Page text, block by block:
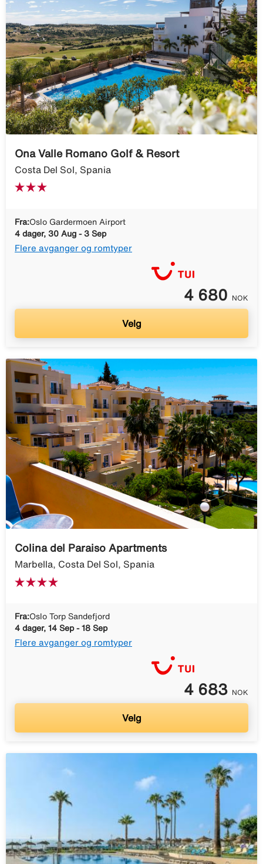
Ona Valle Romano Golf & Resort
Costa Del Sol, Spania
Fra:Oslo Gardermoen Airport
4 dager, 30 Aug - 3 Sep
Flere avganger og romtyper
4 680 NOK
Velg
Colina del Paraiso Apartments
Marbella, Costa Del Sol, Spania
Fra:Oslo Torp Sandefjord
4 dager, 14 Sep - 18 Sep
Flere avganger og romtyper
4 683 NOK
Velg